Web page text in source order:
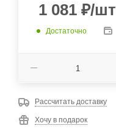
1 081 ₽/шт
Достаточно
Рассчитать доставку
Хочу в подарок